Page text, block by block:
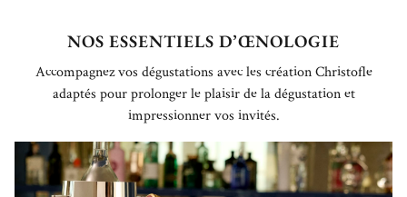
NOS ESSENTIELS D’ŒNOLOGIE
Accompagnez vos dégustations avec les création Christofle
adaptés pour prolonger le plaisir de la dégustation et
impressionner vos invités.